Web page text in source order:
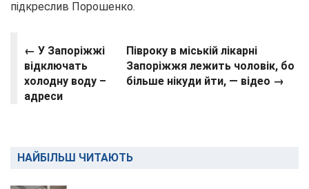
підкреслив Порошенко.
← У Запоріжжі
відключать
холодну воду –
адреси
Півроку в міській лікарні
Запоріжжя лежить чоловік, бо
більше нікуди йти, — відео →
НАЙБІЛЬШ ЧИТАЮТЬ